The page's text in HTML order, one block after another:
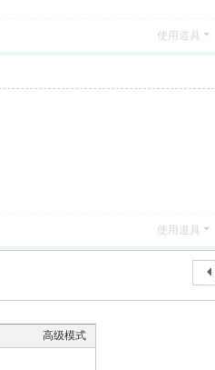
使用道具
使用道具
高级模式